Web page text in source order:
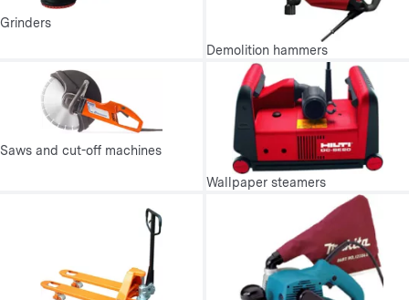
Grinders
Demolition hammers
Saws and cut-off machines
Wallpaper steamers